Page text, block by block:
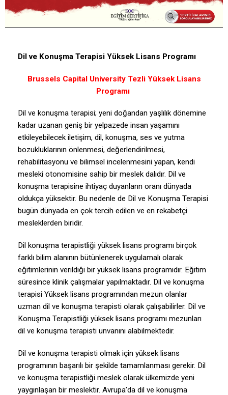
Dil ve Konuşma Terapisi Yüksek Lisans Programı
Brussels Capital University Tezli Yüksek Lisans
Programı
Dil ve konuşma terapisi; yeni doğandan yaşlılık dönemine
kadar uzanan geniş bir yelpazede insan yaşamını
etkileyebilecek iletişim, dil, konuşma, ses ve yutma
bozukluklarının önlenmesi, değerlendirilmesi,
rehabilitasyonu ve bilimsel incelenmesini yapan, kendi
mesleki otonomisine sahip bir meslek dalıdır. Dil ve
konuşma terapisine ihtiyaç duyanların oranı dünyada
oldukça yüksektir. Bu nedenle de Dil ve Konuşma Terapisi
bugün dünyada en çok tercih edilen ve en rekabetçi
mesleklerden biridir.
Dil konuşma terapistliği yüksek lisans programı birçok
farklı bilim alanının bütünlenerek uygulamalı olarak
eğitimlerinin verildiği bir yüksek lisans programıdır. Eğitim
süresince klinik çalışmalar yapılmaktadır. Dil ve konuşma
terapisi Yüksek lisans programından mezun olanlar
uzman dil ve konuşma terapisti olarak çalışabilirler. Dil ve
Konuşma Terapistliği yüksek lisans programı mezunları
dil ve konuşma terapisti unvanını alabilmektedir.
Dil ve konuşma terapisti olmak için yüksek lisans
programının başarılı bir şekilde tamamlanması gerekir. Dil
ve konuşma terapistliği meslek olarak ülkemizde yeni
yaygınlaşan bir meslektir. Avrupa’da dil ve konuşma